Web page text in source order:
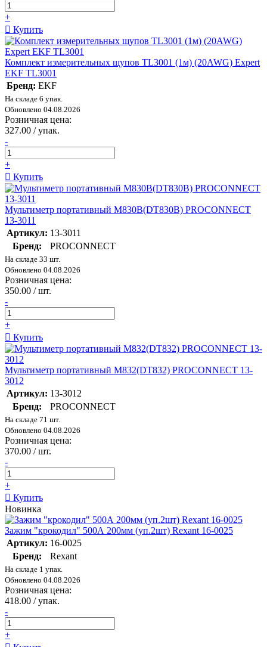
+
Купить
Комплект измерительных щупов TL3001 (1м) (20AWG) Expert
EKF TL3001
Бренд: EKF
На складе 6 упак.
Обновлено 04.08.2026
Розничная цена:
327.00 / упак.
-
+
Купить
Мультиметр портативный M830B(DT830B) PROCONNECT
13-3011
Артикул: 13-3011
Бренд:
PROCONNECT
На складе 33 шт.
Обновлено 04.08.2026
Розничная цена:
350.00 / шт.
-
+
Купить
Мультиметр портативный M832(DT832) PROCONNECT 13-
3012
Артикул: 13-3012
Бренд:
PROCONNECT
На складе 71 шт.
Обновлено 04.08.2026
Розничная цена:
370.00 / шт.
-
+
Купить
Новинка
Зажим "крокодил" 500А 200мм (уп.2шт) Rexant 16-0025
Артикул: 16-0025
Бренд:
Rexant
На складе 1 упак.
Обновлено 04.08.2026
Розничная цена:
418.00 / упак.
-
+